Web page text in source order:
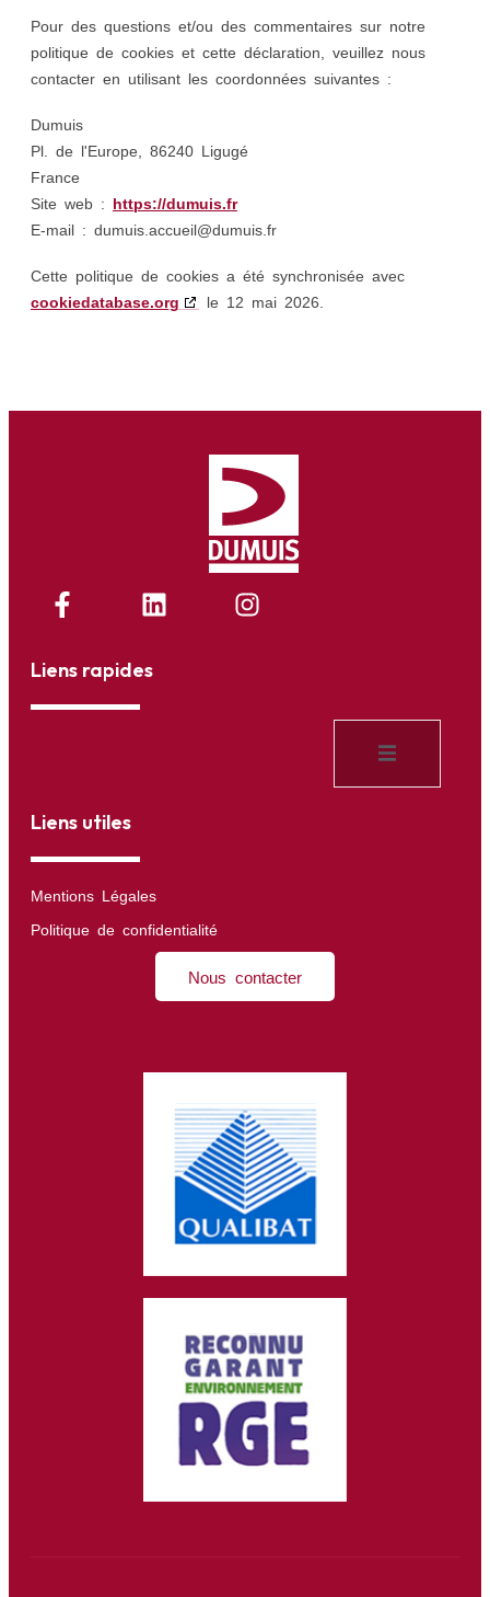
Pour des questions et/ou des commentaires sur notre
politique de cookies et cette déclaration, veuillez nous
contacter en utilisant les coordonnées suivantes :
Dumuis
Pl. de l'Europe, 86240 Ligugé
France
Site web : https://dumuis.fr
E-mail : dumuis.accueil@dumuis.fr
Cette politique de cookies a été synchronisée avec
cookiedatabase.org
le 12 mai 2026.
Liens rapides
Liens utiles
Mentions Légales
Politique de confidentialité
Nous contacter